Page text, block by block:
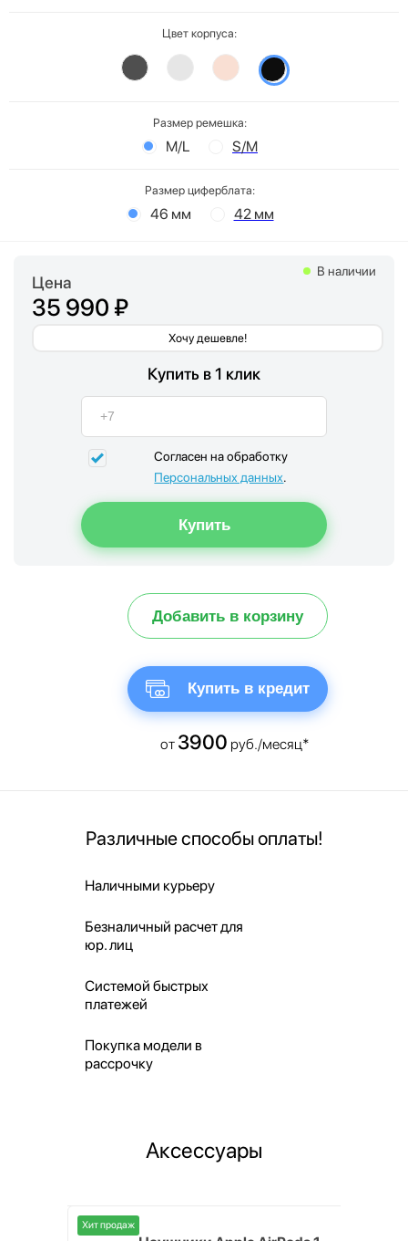
Цвет корпуса:
Размер ремешка:
M/L S/M
Размер циферблата:
46 мм 42 мм
Цена
35 990 ₽
Хочу дешевле!
В наличии
Купить в 1 клик
Согласен на обработку
Персональных данных.
Добавить в корзину
Купить в кредит
от 3900 руб./месяц*
Различные способы оплаты!
Наличными курьеру
Безналичный расчет для
юр. лиц
Системой быстрых
платежей
Покупка модели в
рассрочку
Аксессуары
Хит продаж